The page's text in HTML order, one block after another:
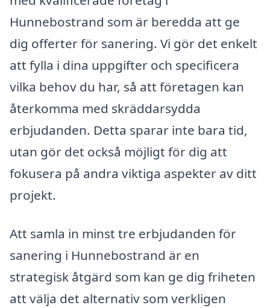
Hunnebostrand som är beredda att ge
dig offerter för sanering. Vi gör det enkelt
att fylla i dina uppgifter och specificera
vilka behov du har, så att företagen kan
återkomma med skräddarsydda
erbjudanden. Detta sparar inte bara tid,
utan gör det också möjligt för dig att
fokusera på andra viktiga aspekter av ditt
projekt.
Att samla in minst tre erbjudanden för
sanering i Hunnebostrand är en
strategisk åtgärd som kan ge dig friheten
att välja det alternativ som verkligen